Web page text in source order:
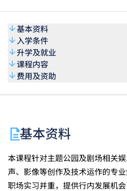
基本资料
入学条件
升学及就业
课程内容
费用及资助
基本资料
本课程针对主题公园及剧场相关娱
声、影像等创作及技术运作的专
职场实习并重，提供行内发展机